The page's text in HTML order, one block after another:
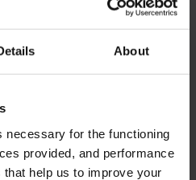
About
for the functioning
provided, and performance
help us to improve your
reduzindo custos e
ambiental.
a adoção de soluções de
seja democratizada
os planos mensais que a Sovos
de 2 faturas mensais, ou fale